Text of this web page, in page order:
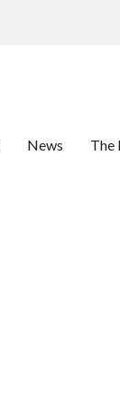
News The